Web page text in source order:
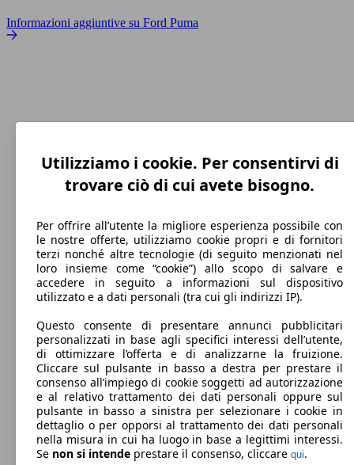
Informazioni aggiuntive su Ford Puma
200 km/h
Velocità massima
Elettrica/Benzina
Carburante
106 g/km
Emissioni di CO2 (combinato)*
Utilizziamo i cookie. Per consentirvi di
trovare ciò di cui avete bisogno.
Per offrire all’utente la migliore esperienza possibile con
le nostre offerte, utilizziamo cookie propri e di fornitori
terzi nonché altre tecnologie (di seguito menzionati nel
loro insieme come “cookie”) allo scopo di salvare e
accedere in seguito a informazioni sul dispositivo
utilizzato e a dati personali (tra cui gli indirizzi IP).
Questo consente di presentare annunci pubblicitari
personalizzati in base agli specifici interessi dell’utente,
di ottimizzare l’offerta e di analizzarne la fruizione.
Cliccare sul pulsante in basso a destra per prestare il
consenso all’impiego di cookie soggetti ad autorizzazione
e al relativo trattamento dei dati personali oppure sul
pulsante in basso a sinistra per selezionare i cookie in
dettaglio o per opporsi al trattamento dei dati personali
nella misura in cui ha luogo in base a legittimi interessi.
Se non si intende prestare il consenso, cliccare qui.